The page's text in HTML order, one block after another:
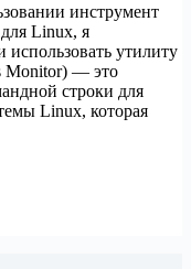
инструмент
Linux, я
использовать утилиту
Monitor) — это
строки для
Linux, которая